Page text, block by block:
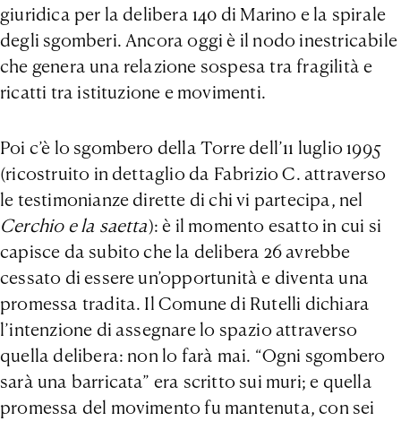
giuridica per la delibera 140 di Marino e la spirale
degli sgomberi. Ancora oggi è il nodo inestricabile
che genera una relazione sospesa tra fragilità e
ricatti tra istituzione e movimenti.
Poi c’è lo sgombero della Torre dell’11 luglio 1995
(ricostruito in dettaglio da Fabrizio C. attraverso
le testimonianze dirette di chi vi partecipa, nel
Cerchio e la saetta): è il momento esatto in cui si
capisce da subito che la delibera 26 avrebbe
cessato di essere un’opportunità e diventa una
promessa tradita. Il Comune di Rutelli dichiara
l’intenzione di assegnare lo spazio attraverso
quella delibera: non lo farà mai. “Ogni sgombero
sarà una barricata” era scritto sui muri; e quella
promessa del movimento fu mantenuta, con sei